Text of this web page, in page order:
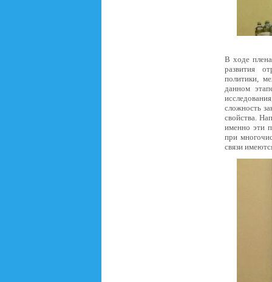
В ходе
развития
политики,
данном
сложность
свойства.
именно эти
при
связи